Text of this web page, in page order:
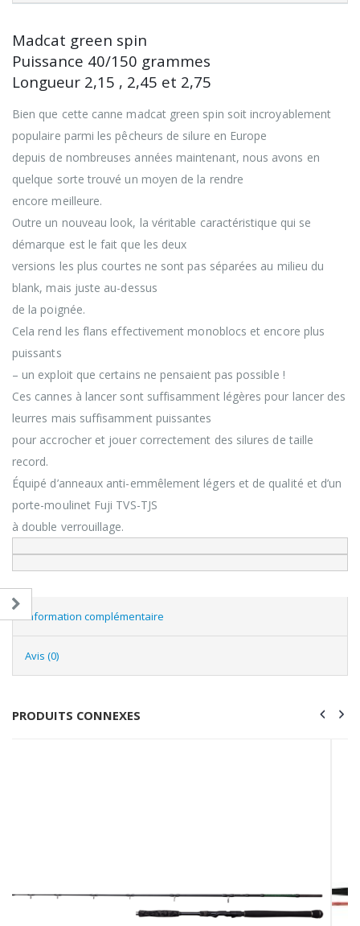
Madcat green spin
Puissance 40/150 grammes
Longueur 2,15 , 2,45 et 2,75
Bien que cette canne madcat green spin soit incroyablement
populaire parmi les pêcheurs de silure en Europe
depuis de nombreuses années maintenant, nous avons en
quelque sorte trouvé un moyen de la rendre
encore meilleure.
Outre un nouveau look, la véritable caractéristique qui se
démarque est le fait que les deux
versions les plus courtes ne sont pas séparées au milieu du
blank, mais juste au-dessus
de la poignée.
Cela rend les flans effectivement monoblocs et encore plus
puissants
– un exploit que certains ne pensaient pas possible !
Ces cannes à lancer sont suffisamment légères pour lancer des
leurres mais suffisamment puissantes
pour accrocher et jouer correctement des silures de taille
record.
Équipé d’anneaux anti-emmêlement légers et de qualité et d’un
porte-moulinet Fuji TVS-TJS
à double verrouillage.
Information complémentaire
Avis (0)
PRODUITS CONNEXES